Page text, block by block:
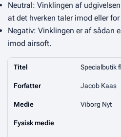
Neutral: Vinklingen af
at det hverken taler imod eller
Negativ: Vinklingen er af sådan
imod airsoft.
Titel Specialbutik
Forfatter Jacob Kaas
Medie Viborg Nyt
Fysisk medie